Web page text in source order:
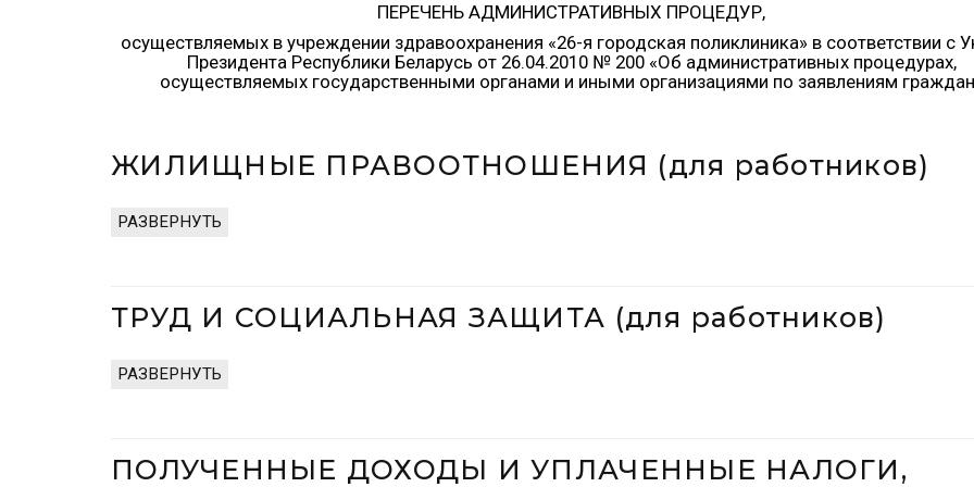
ПЕРЕЧЕНЬ АДМИНИСТРАТИВНЫХ ПРОЦЕДУР,
осуществляемых в учреждении здравоохранения «26-я городская поликлиника» в соответствии с
Президента Республики Беларусь от 26.04.2010 № 200 «Об административных процедурах,
осуществляемых государственными органами и иными организациями по заявлениям
ЖИЛИЩНЫЕ ПРАВООТНОШЕНИЯ (для работников)
РАЗВЕРНУТЬ
ТРУД И СОЦИАЛЬНАЯ ЗАЩИТА (для работников)
РАЗВЕРНУТЬ
ПОЛУЧЕННЫЕ ДОХОДЫ И УПЛАЧЕННЫЕ НАЛОГИ,